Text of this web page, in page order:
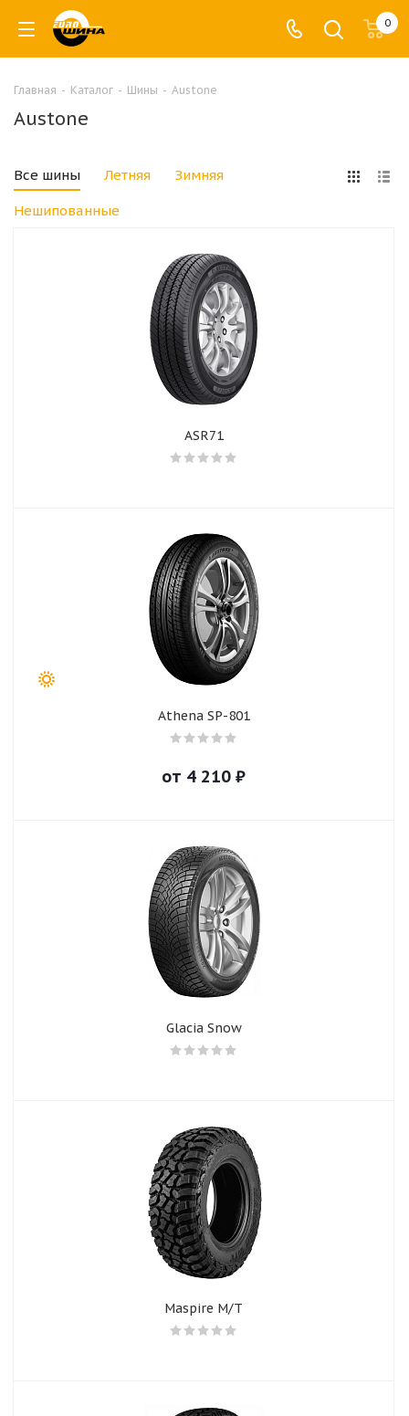
0
Главная - Каталог - Шины - Austone
Austone
Все шины Летняя Зимняя
Нешипованные
ASR71
Athena SP-801
от 4 210 ₽
Glacia Snow
Maspire M/T